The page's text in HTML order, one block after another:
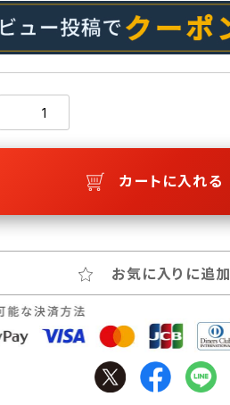
カートに入れる
お気に入りに追加